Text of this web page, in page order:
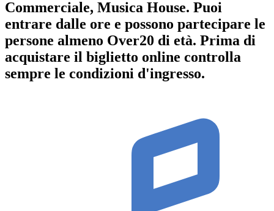
Commerciale, Musica House. Puoi
entrare dalle ore e possono partecipare le
persone almeno Over20 di età. Prima di
acquistare il biglietto online controlla
sempre le condizioni d'ingresso.